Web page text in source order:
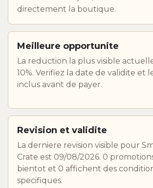
directement la boutique.
Meilleure opportunite
La reduction la plus visible
10%. Verifiez la date de validite et
inclus avant de payer.
Revision et validite
La derniere revision visible pour
Crate est 09/08/2026. 0
bientot et 0 affichent des
specifiques.